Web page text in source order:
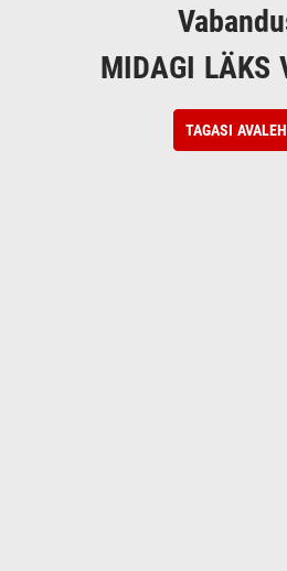
MIDAGI LÄKS
TAGASI